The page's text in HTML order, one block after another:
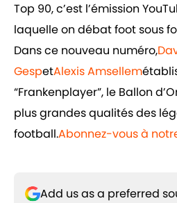
Top 90, c’est l’émission
laquelle on débat foot sous
Dans ce nouveau numéro,
GespetAlexis Amsellem
“Frankenplayer”, le Ballon
plus grandes qualités des
football.Abonnez-vous à
Add us as a preferred